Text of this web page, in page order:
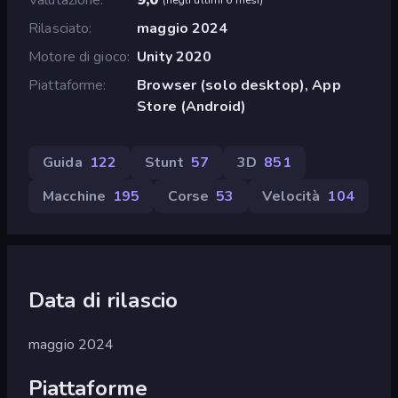
Rilasciato
maggio 2024
Motore di gioco Unity 2020
Piattaforme
Browser (solo desktop), App
Store (Android)
Guida 122 Stunt 57 3D 851
Macchine 195 Corse 53 Velocità 104
Data di rilascio
maggio 2024
Piattaforme